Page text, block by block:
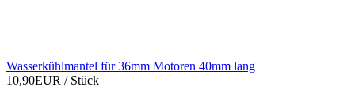
Wasserkühlmantel für 36mm Motoren 40mm lang
10,90EUR / Stück